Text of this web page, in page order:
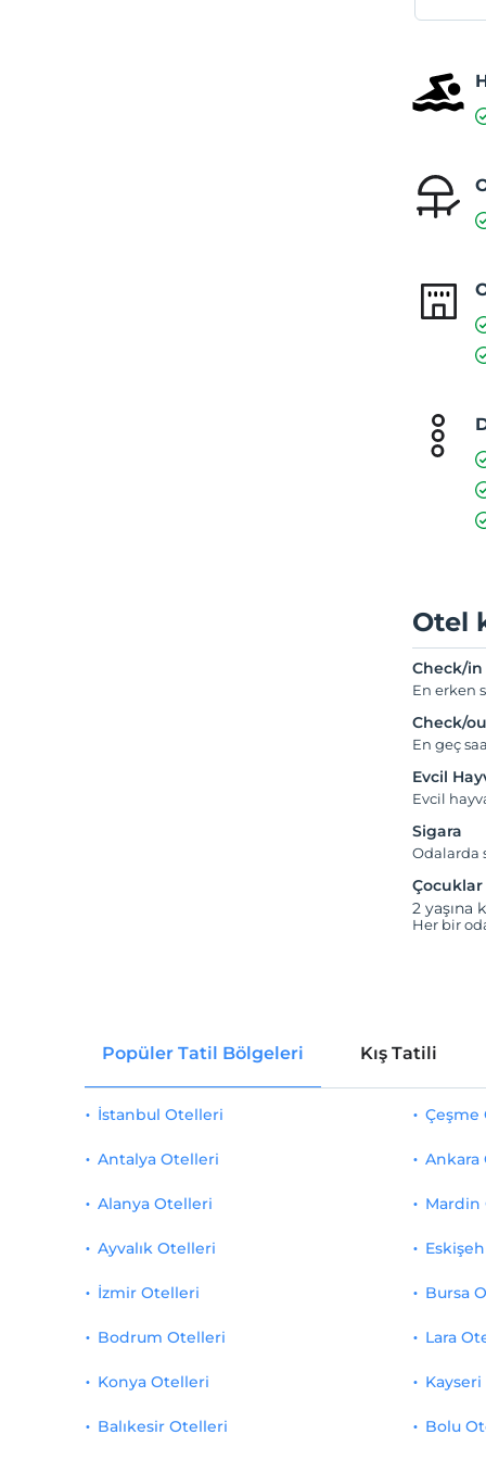
Otel
Check/in
En erken
Check/
En geç
Evcil
Evcil
Sigara
Odalarda
Çocuklar
2 yaşına
Her bir
Popüler Tatil Bölgeleri Kış Tatili
İstanbul Otelleri
Antalya Otelleri
Alanya Otelleri
Ayvalık Otelleri
İzmir Otelleri
Çeşme
Ankara
Mardin
Bursa
Bodrum Otelleri
Konya Otelleri
Balıkesir Otelleri
Lara
Bolu